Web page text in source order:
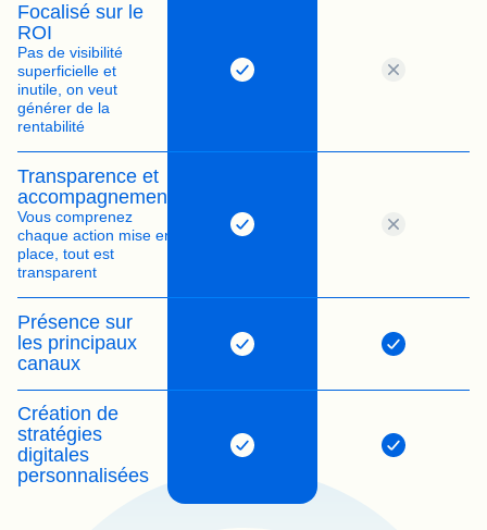
Focalisé sur le
ROI
Pas de visibilité
superficielle et
inutile, on veut
générer de la
rentabilité
Transparence et
accompagnement
Vous comprenez
chaque action mise en
place, tout est
transparent
Présence sur
les principaux
canaux
Création de
stratégies
digitales
personnalisées